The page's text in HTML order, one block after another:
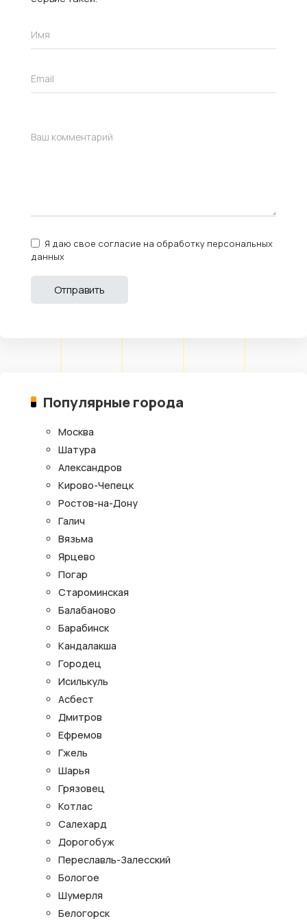
Я даю свое согласие на обработку персональных
данных
Популярные города
Москва
Шатура
Александров
Кирово-Чепецк
Ростов-на-Дону
Галич
Вязьма
Ярцево
Погар
Староминская
Балабаново
Барабинск
Кандалакша
Городец
Исилькуль
Асбест
Дмитров
Ефремов
Гжель
Шарья
Грязовец
Котлас
Салехард
Дорогобуж
Переславль-Залесский
Бологое
Шумерля
Белогорск